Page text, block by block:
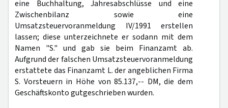
eine Buchhaltung, Jahresabschlüsse und eine
Zwischenbilanz sowie eine
Umsatzsteuervoranmeldung IV/1991 erstellen
lassen; diese unterzeichnete er sodann mit dem
Namen "S." und gab sie beim Finanzamt ab.
Aufgrund der falschen Umsatzsteuervoranmeldung
erstattete das Finanzamt L. der angeblichen Firma
S. Vorsteuern in Höhe von 85.137,-- DM, die dem
Geschäftskonto gutgeschrieben wurden.